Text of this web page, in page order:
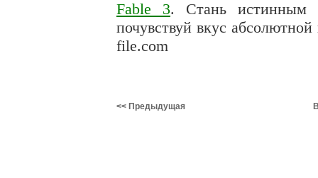
Fable 3. Стань истинным
почувствуй вкус
file.com
<< Предыдущая